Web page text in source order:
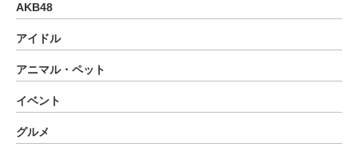
AKB48
アイドル
アニマル・ペット
イベント
グルメ